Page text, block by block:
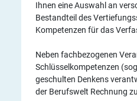
Ihnen eine Auswahl an
Bestandteil des
Kompetenzen für das
Neben fachbezogenen
Schlüsselkompetenzen
geschulten Denkens
der Berufswelt Rechnung